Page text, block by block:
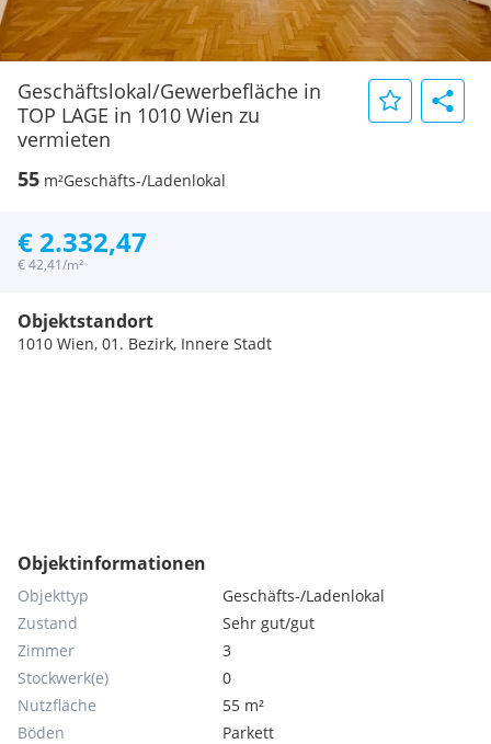
Geschäftslokal/Gewerbefläche in
TOP LAGE in 1010 Wien zu
vermieten
55 m²Geschäfts-/Ladenlokal
€ 2.332,47
€ 42,41/m²
Objektstandort
1010 Wien, 01. Bezirk, Innere Stadt
Objektinformationen
Objekttyp
Geschäfts-/Ladenlokal
Zustand
Sehr gut/gut
Zimmer
3
Stockwerk(e)
0
Nutzfläche
55 m²
Böden
Parkett